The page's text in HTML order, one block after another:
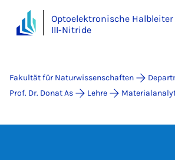
Optoelektronische Halbleiter
III-Nitride
Fakultät für Naturwissenschaften
Prof. Dr. Donat As
Lehre